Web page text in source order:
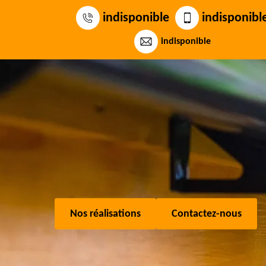
indisponible
indisponible
Nos réalisations Contactez-nous